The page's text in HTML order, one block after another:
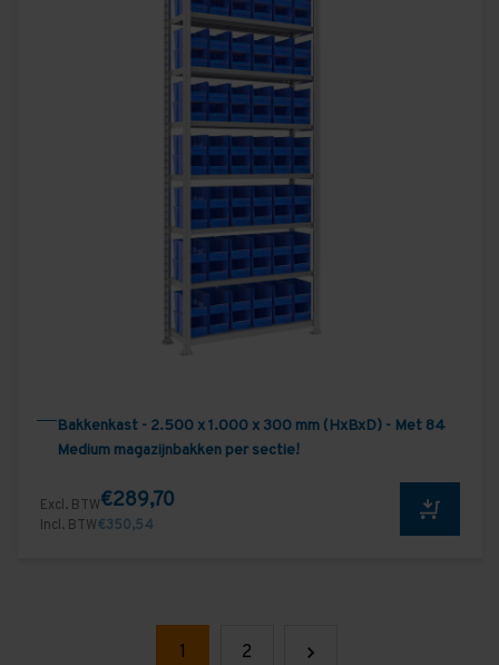
Bakkenkast - 2.500 x 1.000 x 300 mm (HxBxD) - Met 84
Medium magazijnbakken per sectie!
Excl. BTW€289,70
Incl. BTW€350,54
1 2